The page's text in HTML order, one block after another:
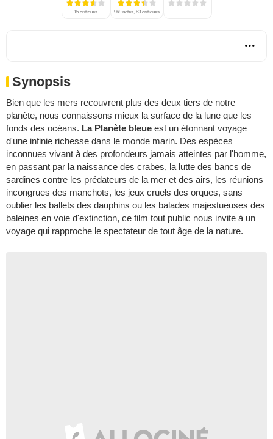
15 critiques 969 notes, 63 critiques
Synopsis
Bien que les mers recouvrent plus des deux tiers de notre
planète, nous connaissons mieux la surface de la lune que les
fonds des océans. La Planète bleue est un étonnant voyage
d'une infinie richesse dans le monde marin. Des espèces
inconnues vivant à des profondeurs jamais atteintes par l'homme,
en passant par la naissance des crabes, la lutte des bancs de
sardines contre les prédateurs de la mer et des airs, les réunions
incongrues des manchots, les jeux cruels des orques, sans
oublier les ballets des dauphins ou les balades majestueuses des
baleines en voie d'extinction, ce film tout public nous invite à un
voyage qui rapproche le spectateur de tout âge de la nature.